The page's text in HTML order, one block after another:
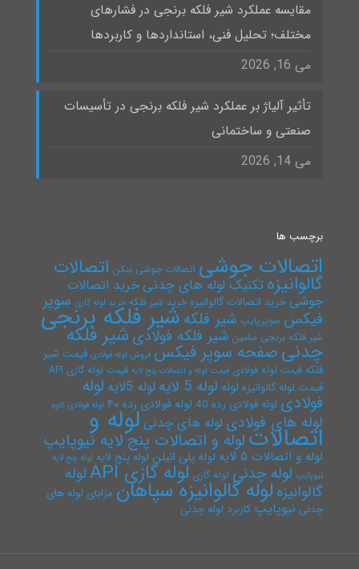
مقایسه عملکرد شیر فلکه برنجی در فشارهای
مختلف؛ تحلیل فنی، استانداردها و کاربردها
می 16, 2026
تأثیر آلیاژ بر عملکرد شیر فلکه برنجی در تأسیسات
صنعتی و ساختمانی
می 14, 2026
برچسب ها
اتصالات جوشی اتصالات جوشی بنکن اتصالات
گالوانیزهتکنیک لوله های چدنیخرید اتصالات
جوشیخرید اتصالات گالوانیزه خرید شیر فلکه خرید لوله گازی سوپر
فیکس سوپرپایپ شیر فلکه شیر فلکه برنجی
شیر فلکه برنجی سامین شیر فلکه فولادی شیر فلکه
چدنیصفحه سوپر فیکس فروش لوله فولادی قیمت شیر
فلکه قیمت لوله فولادی قیمت لوله و اتصالات پنج لایه قیمت لوله گازی API
قیمت لوله گالوانیزه لوله لوله 5 لایه لوله 5لایه لوله
فولادی لوله فولادی رده 40 لوله فولادی رده ۴۰ لوله فولادی کاوه
لوله های فولادی لوله های چدنی لوله و اتصالاتلوله و اتصالات پنج لایه نیوپایپ
لوله و اتصالات ۵ لایه لوله پلی اتیلن لوله پنج لایه لوله پنج لایه
نیوپایپ لوله چدنی لوله گازی لوله گازی API لوله
گالوانیزه لوله گالوانیزه سپاهان مزایای لوله های
چدنی نیوپایپ کاربرد لوله چدنی